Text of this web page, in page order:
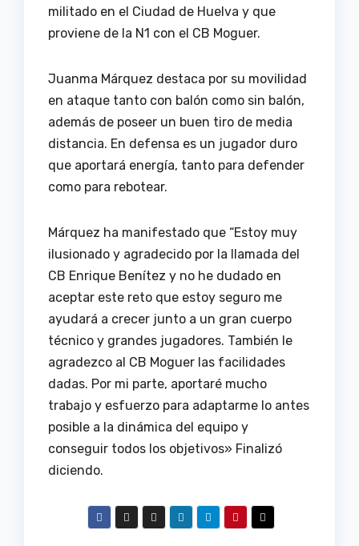
militado en el Ciudad de Huelva y que
proviene de la N1 con el CB Moguer.
Juanma Márquez destaca por su movilidad
en ataque tanto con balón como sin balón,
además de poseer un buen tiro de media
distancia. En defensa es un jugador duro
que aportará energía, tanto para defender
como para rebotear.
Márquez ha manifestado que “Estoy muy
ilusionado y agradecido por la llamada del
CB Enrique Benítez y no he dudado en
aceptar este reto que estoy seguro me
ayudará a crecer junto a un gran cuerpo
técnico y grandes jugadores. También le
agradezco al CB Moguer las facilidades
dadas. Por mi parte, aportaré mucho
trabajo y esfuerzo para adaptarme lo antes
posible a la dinámica del equipo y
conseguir todos los objetivos» Finalizó
diciendo.